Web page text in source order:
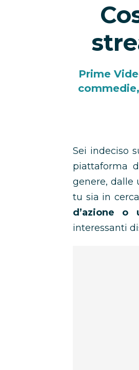
Prime
Sei indeciso
piattaforma
genere, dalle
tu sia in
d’azione o
interessanti